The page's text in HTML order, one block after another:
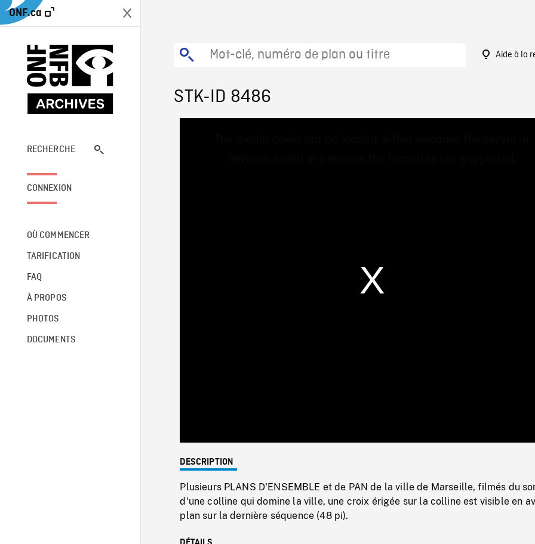
ONF.ca
RECHERCHE
CONNEXION
OÙ COMMENCER
TARIFICATION
FAQ
À PROPOS
PHOTOS
DOCUMENTS
Aide à la
STK-ID 8486
0%
DESCRIPTION
Plusieurs PLANS D'ENSEMBLE et de PAN de la ville de Marseille, filmés du
d'une colline qui domine la ville, une croix érigée sur la colline est visible en
plan sur la dernière séquence (48 pi).